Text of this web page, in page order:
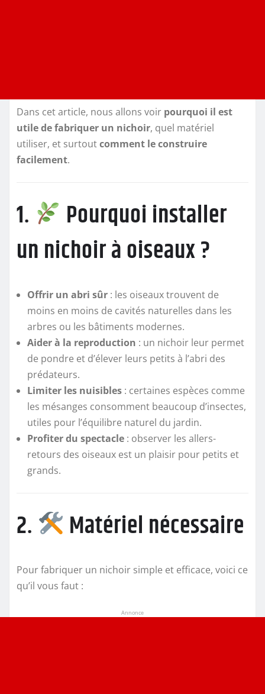
Dans cet article, nous allons voir pourquoi il est
utile de fabriquer un nichoir, quel matériel
utiliser, et surtoutcomment le construire
facilement.
1.
Pourquoi installer
un nichoir à oiseaux ?
Offrir un abri sûr : les oiseaux trouvent de
moins en moins de cavités naturelles dans les
arbres ou les bâtiments modernes.
Aider à la reproduction : un nichoir leur permet
de pondre et d’élever leurs petits à l’abri des
prédateurs.
Limiter les nuisibles : certaines espèces comme
les mésanges consomment beaucoup d’insectes,
utiles pour l’équilibre naturel du jardin.
Profiter du spectacle : observer les allers-
retours des oiseaux est un plaisir pour petits et
grands.
2. Matériel nécessaire
Pour fabriquer un nichoir simple et efficace, voici ce
qu’il vous faut :
Annonce